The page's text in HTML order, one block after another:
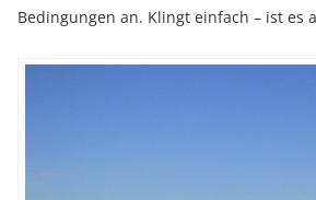
Bedingungen an. Klingt einfach – ist es